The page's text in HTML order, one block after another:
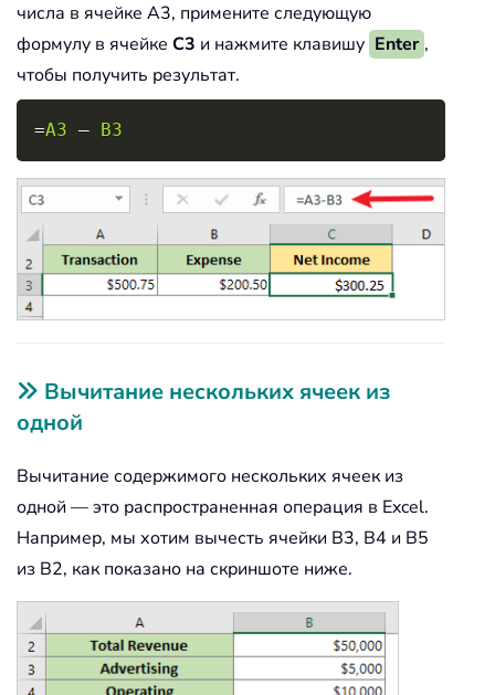
числа в ячейке A3, примените следующую
формулу в ячейке C3 и нажмите клавишу Enter ,
чтобы получить результат.
=A3 – B3
Вычитание нескольких ячеек из
одной
Вычитание содержимого нескольких ячеек из
одной — это распространенная операция в Excel.
Например, мы хотим вычесть ячейки B3, B4 и B5
из B2, как показано на скриншоте ниже.